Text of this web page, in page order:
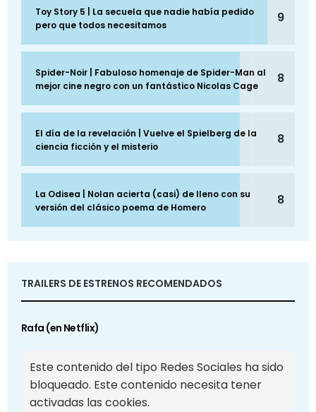
Toy Story 5 | La secuela que nadie había pedido
pero que todos necesitamos
9
Spider-Noir | Fabuloso homenaje de Spider-Man al
mejor cine negro con un fantástico Nicolas Cage
8
El día de la revelación | Vuelve el Spielberg de la
ciencia ficción y el misterio
8
La Odisea | Nolan acierta (casi) de lleno con su
versión del clásico poema de Homero
8
TRAILERS DE ESTRENOS RECOMENDADOS
Rafa (en Netflix)
Este contenido del tipo Redes Sociales ha sido
bloqueado. Este contenido necesita tener
activadas las cookies.